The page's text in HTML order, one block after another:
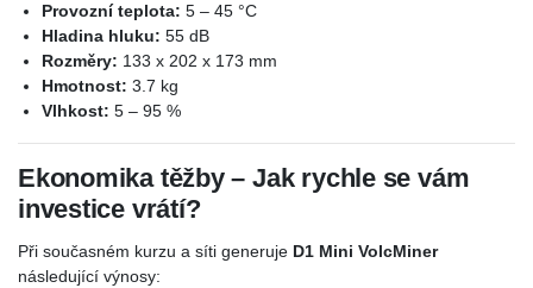
Provozní teplota: 5 – 45 °C
Hladina hluku: 55 dB
Rozměry: 133 x 202 x 173 mm
Hmotnost: 3.7 kg
Vlhkost: 5 – 95 %
Ekonomika těžby – Jak rychle se vám
investice vrátí?
Při současném kurzu a síti generuje D1 Mini VolcMiner
následující výnosy: